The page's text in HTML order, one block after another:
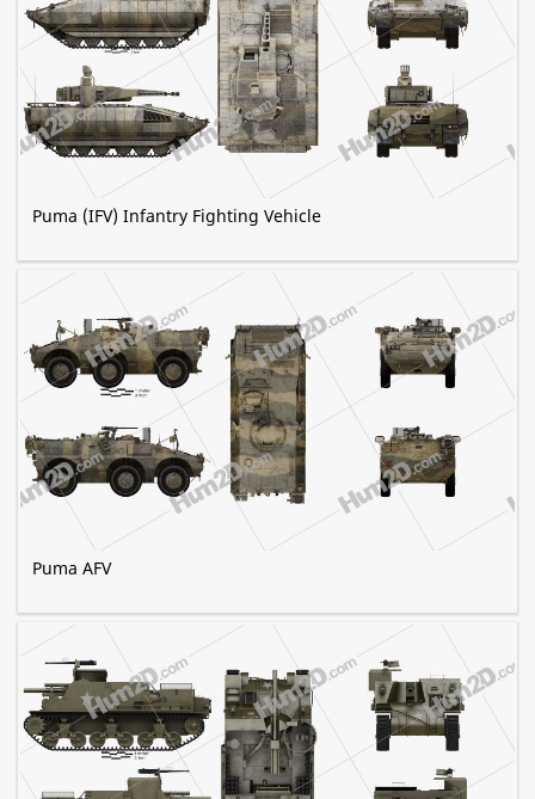
Puma (IFV) Infantry Fighting Vehicle
Puma AFV